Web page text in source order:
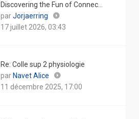
Discovering the Fun of Connec…
parJorjaerring
Consulter
le
17 juillet 2026, 03:43
Re: Colle sup 2 physiologie
par Navet Alice
Consulter
le
11 décembre 2025, 17:00